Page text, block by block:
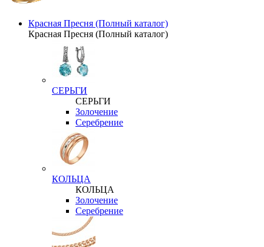
Красная Пресня (Полный каталог)
Красная Пресня (Полный каталог)
СЕРЬГИ
СЕРЬГИ
Золочение
Серебрение
КОЛЬЦА
КОЛЬЦА
Золочение
Серебрение